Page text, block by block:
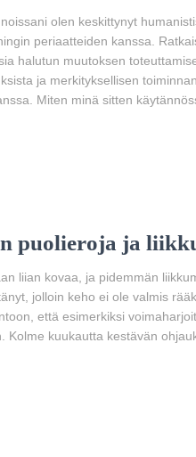
olen keskittynyt
periaatteiden kanssa.
halutun muutoksen
ja merkityksellisen
Miten minä sitten
puolieroja ja
liian kovaa, ja pidemmän
jolloin keho ei ole valmis
että esimerkiksi
Kolme kuukautta kestävän